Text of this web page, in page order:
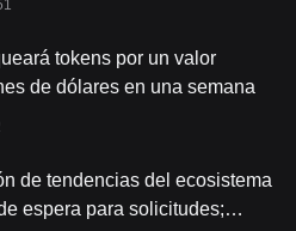
tokens por un valor
de dólares en una semana
de tendencias del ecosistema
espera para solicitudes;